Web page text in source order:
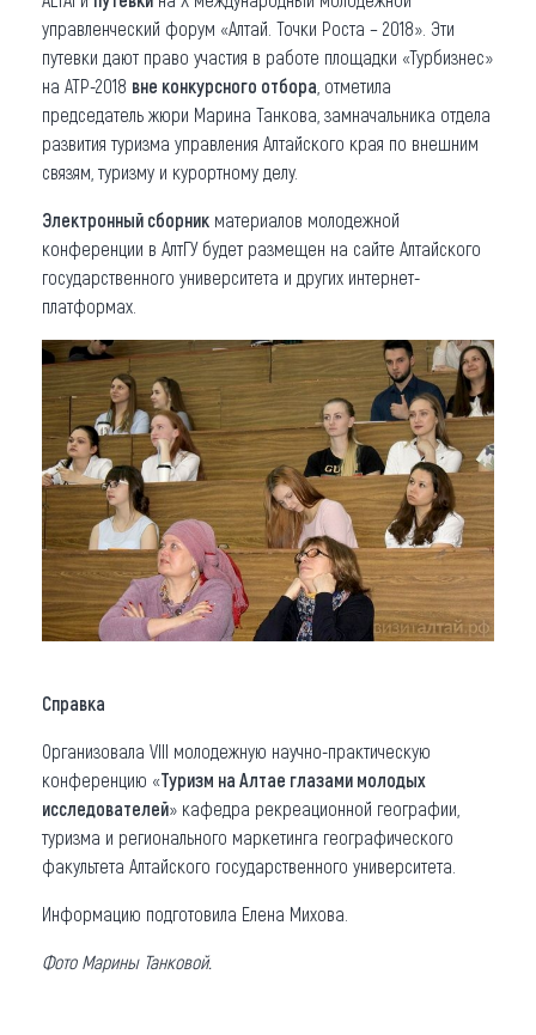
управленческий форум «Алтай. Точки Роста – 2018». Эти
путевки дают право участия в работе площадки «Турбизнес»
на АТР-2018 вне конкурсного отбора , отметила
председатель жюри Марина Танкова, замначальника отдела
развития туризма управления Алтайского края по внешним
связям, туризму и курортному делу.
Электронный сборник материалов молодежной
конференции в АлтГУ будет размещен на сайте Алтайского
государственного университета и других интернет-
платформах.
Справка
Организовала VIII молодежную научно-практическую
конференцию «Туризм на Алтае глазами молодых
исследователей» кафедра рекреационной географии,
туризма и регионального маркетинга географического
факультета Алтайского государственного университета.
Информацию подготовила Елена Михова.
Фото Марины Танковой.